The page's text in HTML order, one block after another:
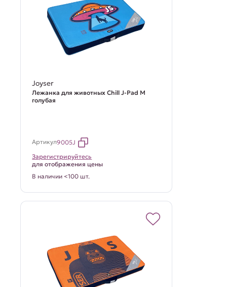
Joyser
Лежанка для животных Chill J-Pad M
голубая
Артикул9005J
Зарегистрируйтесь
для отображения цены
В наличии <100 шт.